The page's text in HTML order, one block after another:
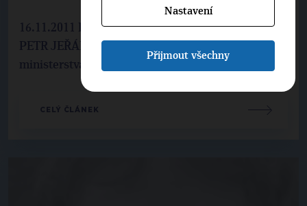
16.11.2011 Brněnský deník Strana 1 Titulní strana
PETR JEŘÁBEK Nový zákon o loteriích podle
ministerstva financí ruší povinnost platit ...
CELÝ ČLÁNEK
Nastavení
Přijmout všechny